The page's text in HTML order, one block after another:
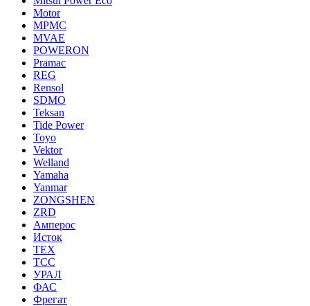
Motor
MPMC
MVAE
POWERON
Pramac
REG
Rensol
SDMO
Teksan
Tide Power
Toyo
Vektor
Welland
Yamaha
Yanmar
ZONGSHEN
ZRD
Амперос
Исток
ТЕХ
ТСС
УРАЛ
ФАС
Фрегат